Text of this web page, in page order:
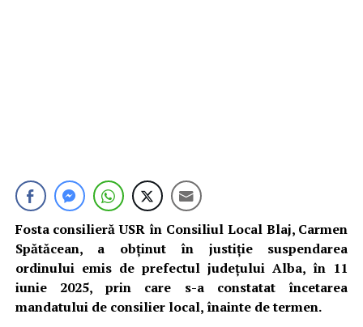
Fosta consilieră USR în Consiliul Local Blaj, Carmen
Spătăcean, a obținut în justiție suspendarea
ordinului emis de prefectul județului Alba, în 11
iunie 2025, prin care s-a constatat încetarea
mandatului de consilier local, înainte de termen.